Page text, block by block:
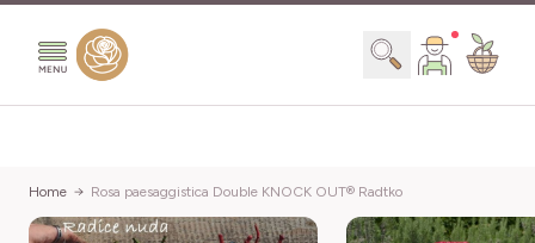
Search
Home Rosa paesaggistica Double KNOCK OUT® Radtko